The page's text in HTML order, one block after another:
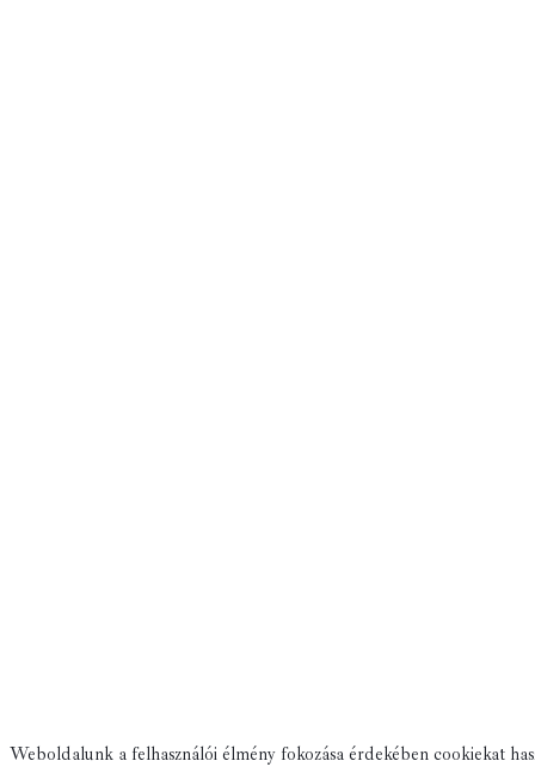
Weboldalunk a felhasználói élmény fokozása érdekében cookiekat